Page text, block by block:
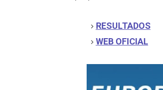
RESULTADOS
WEB OFICIAL